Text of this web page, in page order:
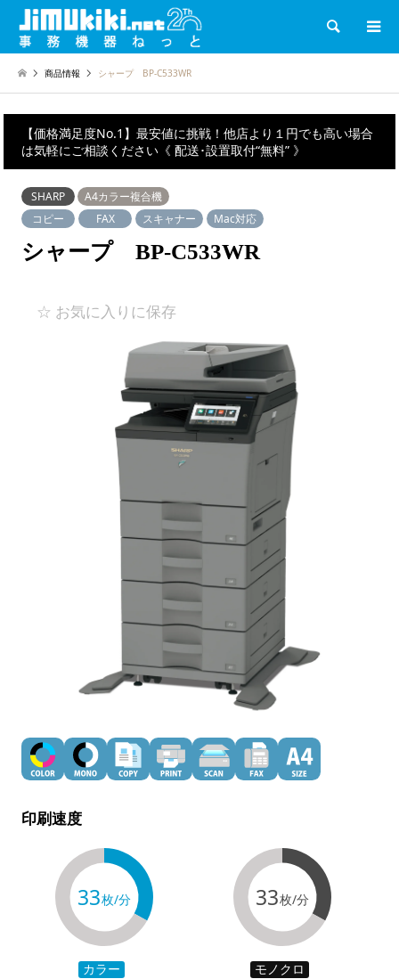
検索
商品情報 シャープ BP-C533WR
【価格満足度No.1】最安値に挑戦！他店より１円でも高い場合
は気軽にご相談ください《 配送･設置取付“無料” 》
SHARP
A4カラー複合機
コピー
FAX スキャナー Mac対応
シャープ BP-C533WR
☆ お気に入りに保存
印刷速度
33枚/分
カラー
33枚/分
モノクロ